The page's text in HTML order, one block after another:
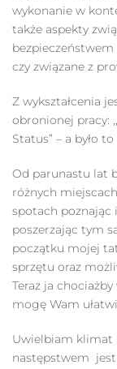
wykonanie w
także aspekty
czy związane z
Z wykształcenia
obronionej pracy:
Status” – a było
Od parunastu lat
różnych
spotach poznając
poszerzając tym
początku mojej
sprzętu oraz
Teraz ja
mogę Wam
Uwielbiam klimat
następstwem